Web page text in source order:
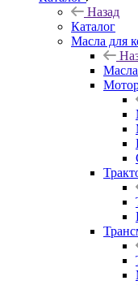
Назад
Каталог
Масла для
Масла